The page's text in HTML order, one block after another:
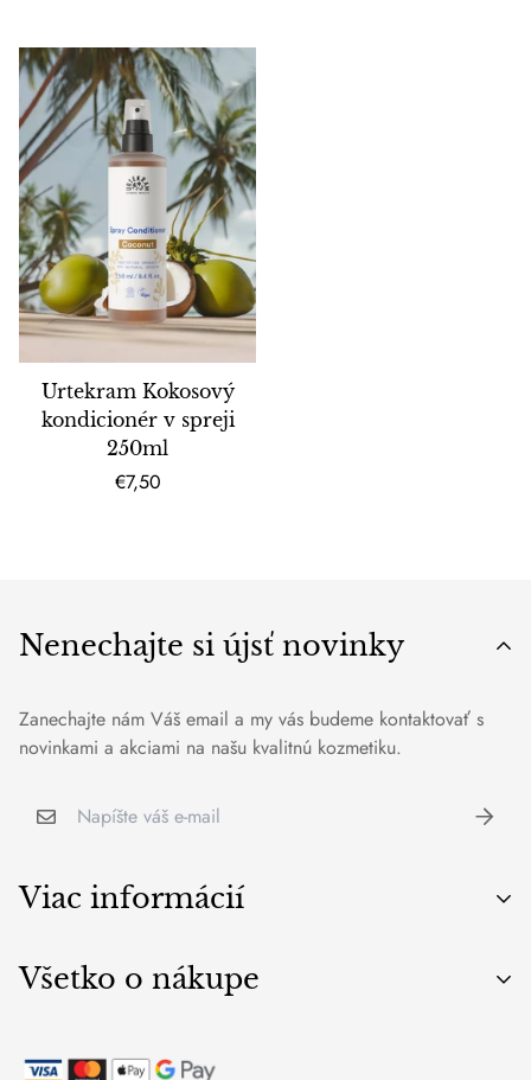
Urtekram Kokosový
kondicionér v spreji
250ml
Bežná
€7,50
Viac informácií
O nás
Všetko o nákupe
Nenechajte si újsť novinky
Zanechajte nám Váš email a my vás budeme kontaktovať s
novinkami a akciami na našu kvalitnú kozmetiku.